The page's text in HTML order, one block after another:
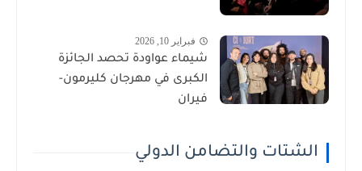
فبراير 10, 2026
شيماء عواودة تحصد الجائزة
الكبرى في مهرجان كليرمون-
فيران
الشتات والتضامن الدولي